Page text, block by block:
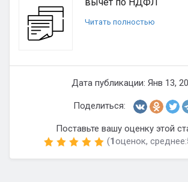
Читать полностью
Дата публикации: Янв 13,
Поделиться:
Поставьте вашу оценку этой
(1оценок, среднее: